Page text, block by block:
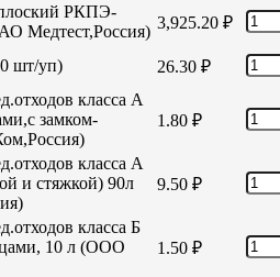
РКПЭ-
Медтест,Россия) 3,925.20 ₽
шт/уп) 26.30 ₽
класса А
замком-
1.80 ₽
класса А
и стяжкой) 90л
9.50 ₽
класса Б
10 л (ООО
1.50 ₽